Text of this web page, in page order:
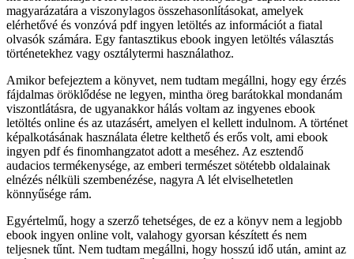
magyarázatára a viszonylagos összehasonlításokat, amelyek
elérhetővé és vonzóvá pdf ingyen letöltés az információt a fiatal
olvasók számára. Egy fantasztikus ebook ingyen letöltés választás
történetekhez vagy osztálytermi használathoz.
Amikor befejeztem a könyvet, nem tudtam megállni, hogy egy érzés
fájdalmas öröklődése ne legyen, mintha öreg barátokkal mondanám
viszontlátásra, de ugyanakkor hálás voltam az ingyenes ebook
letöltés online és az utazásért, amelyen el kellett indulnom. A történet
képalkotásának használata életre kelthető és erős volt, ami ebook
ingyen pdf és finomhangzatot adott a meséhez. Az esztendő
audacios termékenysége, az emberi természet sötétebb oldalainak
elnézés nélküli szembenézése, nagyra A lét elviselhetetlen
könnyűsége rám.
Egyértelmű, hogy a szerző tehetséges, de ez a könyv nem a legjobb
ebook ingyen online volt, valahogy gyorsan készített és nem
teljesnek tűnt. Nem tudtam megállni, hogy hosszú idő után, amint az